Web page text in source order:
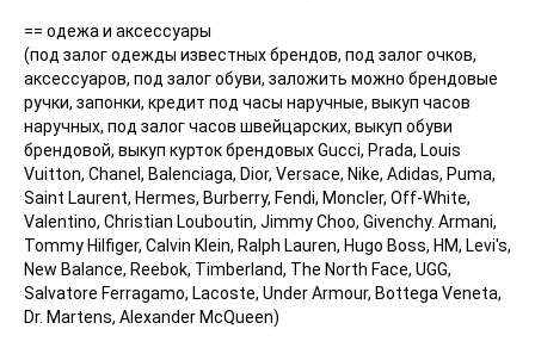
== одежа и аксессуары
(под залог одежды известных брендов, под залог очков,
аксессуаров, под залог обуви, заложить можно брендовые
ручки, запонки, кредит под часы наручные, выкуп часов
наручных, под залог часов швейцарских, выкуп обуви
брендовой, выкуп курток брендовых Gucci, Prada, Louis
Vuitton, Chanel, Balenciaga, Dior, Versace, Nike, Adidas, Puma,
Saint Laurent, Hermes, Burberry, Fendi, Moncler, Off-White,
Valentino, Christian Louboutin, Jimmy Choo, Givenchy. Armani,
Tommy Hilfiger, Calvin Klein, Ralph Lauren, Hugo Boss, HM, Levi's,
New Balance, Reebok, Timberland, The North Face, UGG,
Salvatore Ferragamo, Lacoste, Under Armour, Bottega Veneta,
Dr. Martens, Alexander McQueen)